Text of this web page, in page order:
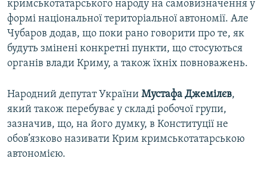
кримськотатарського народу на самовизначення у
формі національної територіальної автономії. Але
Чубаров додав, що поки рано говорити про те, як
будуть змінені конкретні пункти, що стосуються
органів влади Криму, а також їхніх повноважень.
Народний депутат України Мустафа Джемілєв,
який також перебуває у складі робочої групи,
зазначив, що, на його думку, в Конституції не
обов’язково називати Крим кримськотатарською
автономією.